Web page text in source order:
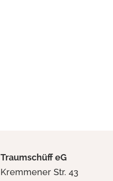
Traumschüff eG
Kremmener Str. 43